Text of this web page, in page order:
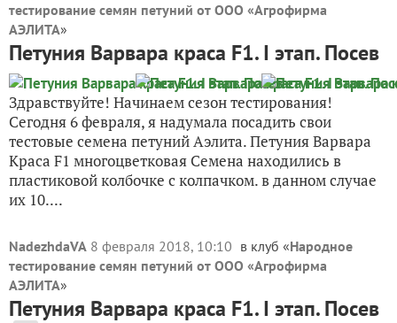
тестирование семян петуний от ООО «Агрофирма
АЭЛИТА»
Петуния Варвара краса F1. I этап. Посев
Здравствуйте! Начинаем сезон тестирования!
Сегодня 6 февраля, я надумала посадить свои
тестовые семена петуний Аэлита. Петуния Варвара
Краса F1 многоцветковая Семена находились в
пластиковой колбочке с колпачком. в данном случае
их 10....
NadezhdaVA 8 февраля 2018, 10:10 в клуб «Народное
тестирование семян петуний от ООО «Агрофирма
АЭЛИТА»
Петуния Варвара краса F1. I этап. Посев